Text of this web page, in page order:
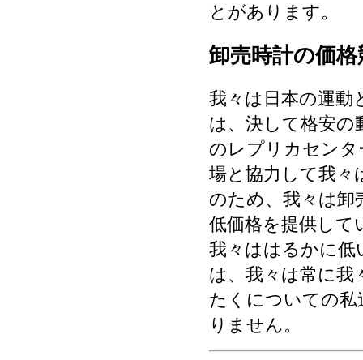
とがあります。
卸売時計の価
我々は日本の運動
は、決して格安の
のレプリカセン
場と協力して我々
のため、我々は卸
低価格を提供して
我々ははるかに低
は、我々は常に我
たくについての私
りません。